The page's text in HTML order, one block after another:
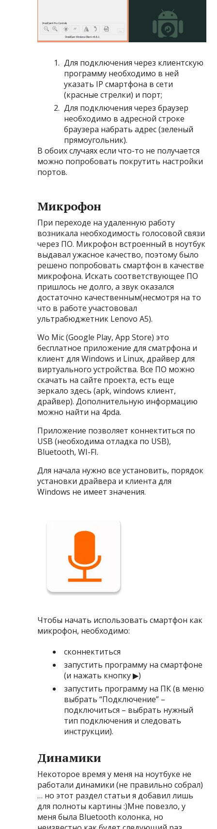
Для подключения через клиентскую
программу необходимо в ней
указать IP смартфона в сети
(красные стрелки) и порт;
Для подключения через браузер
необходимо в адресной строке
браузера набрать адрес (зеленый
прямоугольник).
В обоих случаях если что-то не получается
можно попробовать покрутить настройки
портов.
Микрофон
При переходе на удаленную работу
возникала необходимость голосовой связи
через ПО. Микрофон встроенный в ноутбук
выдавал ужасное качество, поэтому было
решено попробовать смартфон в качестве
микрофона. Искать соответствующее ПО
пришлось не долго, а звук оказался
достаточно качественным(несмотря на то
что в работе участововал
ультрабюджетник Lenovo A5).
Wo Mic (Google Play, App Store) это
бесплатное приложение для сматрфона и
клиент для Windows и Linux, драйвер для
виртуального устройства. Все ПО можно
скачать на сайте проекта, есть еще
зеркало здесь (apk, windows клиент,
драйвер). Дополнительную информацию
можно найти на 4pda.
Приложение позволяет коннектиться по
USB (необходима отладка по USB),
Bluetooth, WI-FI.
Для начала нужно все установить, порядок
установки драйвера и клиента для
Windows не имеет значения.
Чтобы начать использовать смартфон как
микрофон, необходимо:
сконнектиться
запустить программу на смартфоне
(и нажать кнопку ▶)
запустить программу на ПК (в меню
выбрать “Подключение” –
подключиться – выбрать нужный
тип подключения и следовать
инструкции).
Динамики
Некоторое время у меня на ноутбуке не
работали динамики (не правильно собрал)
… но этот раздел статьи я добавил лишь
для полноты картины :)Мне повезло, у
меня была Bluetooth колонка, но